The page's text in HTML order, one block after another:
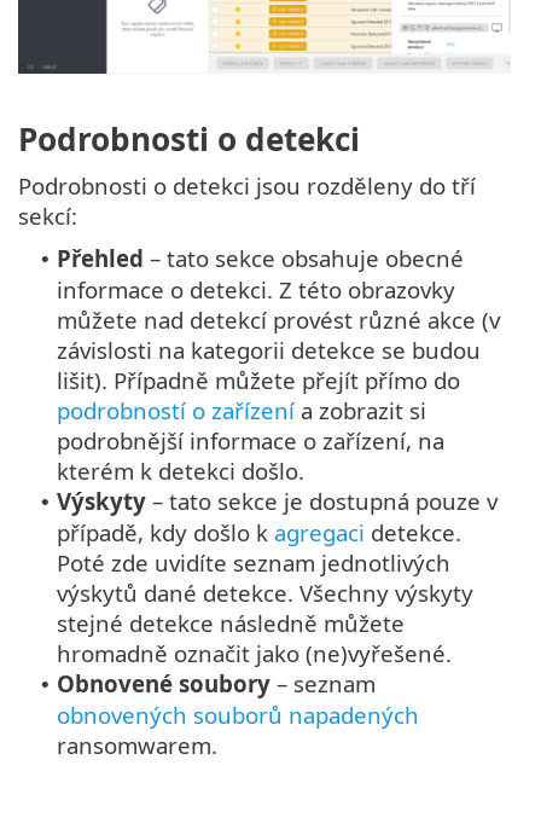
Podrobnosti o detekci
Podrobnosti o detekci jsou rozděleny do tří
sekcí:
• Přehled – tato sekce obsahuje obecné
informace o detekci. Z této obrazovky
můžete nad detekcí provést různé akce (v
závislosti na kategorii detekce se budou
lišit). Případně můžete přejít přímo do
podrobností o zařízení a zobrazit si
podrobnější informace o zařízení, na
kterém k detekci došlo.
• Výskyty – tato sekce je dostupná pouze v
případě, kdy došlo k agregaci detekce.
Poté zde uvidíte seznam jednotlivých
výskytů dané detekce. Všechny výskyty
stejné detekce následně můžete
hromadně označit jako (ne)vyřešené.
• Obnovené soubory – seznam
obnovených souborů napadených
ransomwarem.